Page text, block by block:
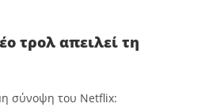
τρολ απειλεί τη
σύνοψη του Netflix: